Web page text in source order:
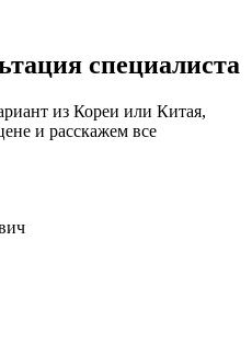
специалиста
из Кореи или Китая,
и расскажем все